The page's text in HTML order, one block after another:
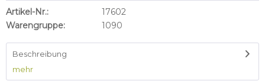
Artikel-Nr.:
17602
Warengruppe:
1090
Beschreibung
mehr